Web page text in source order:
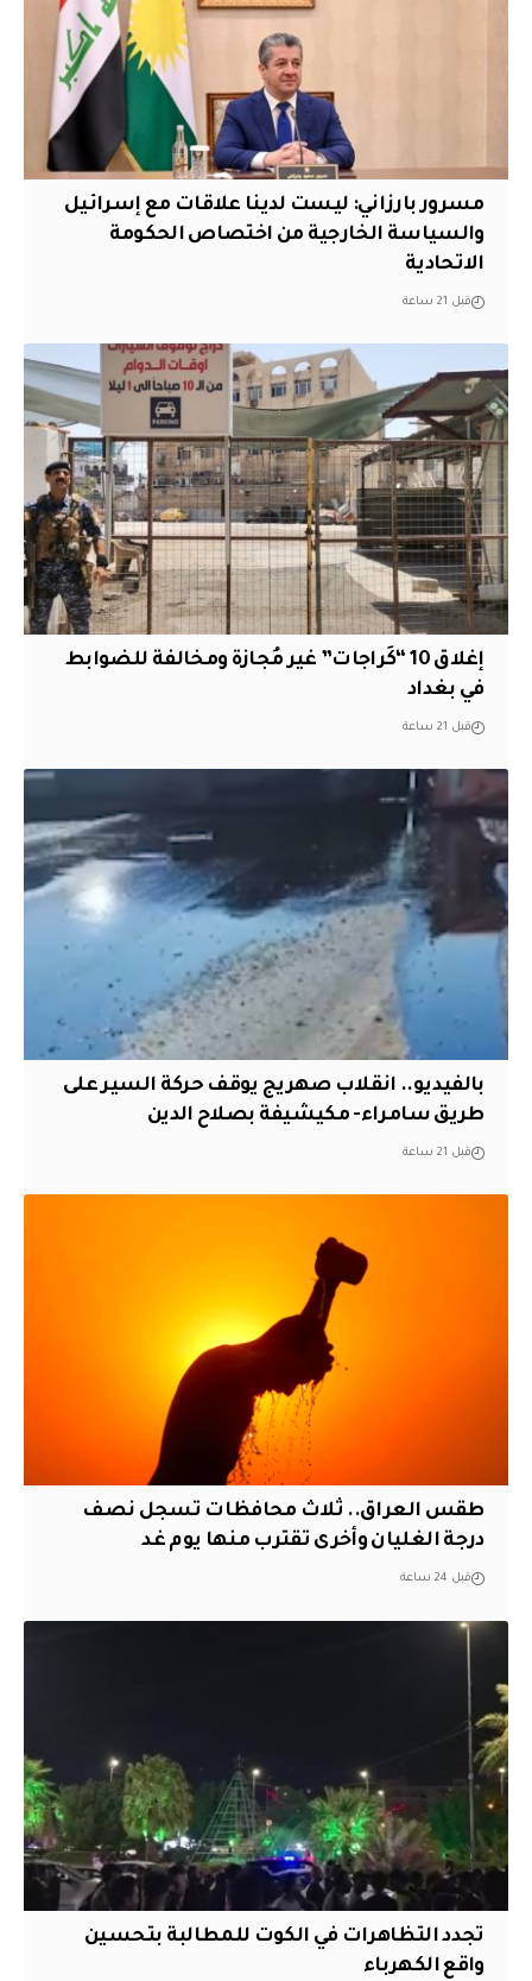
مسرور بارزاني: ليست لدينا علاقات مع إسرائيل
والسياسة الخارجية من اختصاص الحكومة
الاتحادية
قبل 21 ساعة
إغلاق 10 “كَراجات” غير مُجازة ومخالفة للضوابط
في بغداد
قبل 21 ساعة
بالفيديو.. انقلاب صهريج يوقف حركة السير على
طريق سامراء- مكيشيفة بصلاح الدين
قبل 21 ساعة
طقس العراق.. ثلاث محافظات تسجل نصف
درجة الغليان وأخرى تقترب منها يوم غد
قبل 24 ساعة
تجدد التظاهرات في الكوت للمطالبة بتحسين
واقع الكهرباء